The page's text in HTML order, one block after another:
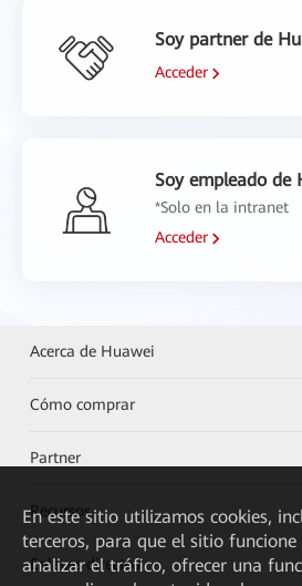
Soy partner de
Acceder
Soy empleado de
*Solo en la intranet
Acceder
Acerca de Huawei
Cómo comprar
Partner
Recursos
Enlaces directos
En este sitio utilizamos cookies,
terceros, para que el sitio
analizar el tráfico, ofrecer una